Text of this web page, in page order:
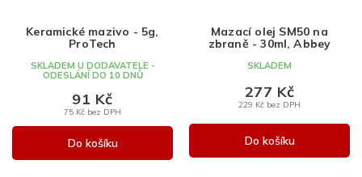
Keramické mazivo - 5g,
ProTech
SKLADEM U DODAVATELE -
ODESLÁNÍ DO 10 DNŮ
75 Kč bez DPH
91 Kč
Do košíku
Mazací olej SM50 na
zbraně - 30ml, Abbey
SKLADEM
229 Kč bez DPH
277 Kč
Do košíku